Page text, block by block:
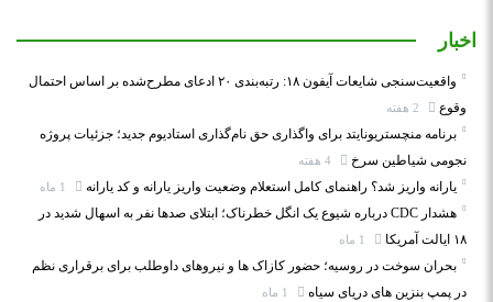
اخبار
واقعیت‌سنجی شایعات آیفون ۱۸: رتبه‌بندی ۲۰ ادعای مطرح‌شده بر اساس احتمال
وقوع
برنامه منچستریونایتد برای واگذاری حق نام‌گذاری استادیوم جدید؛ جزئیات پروژه
نجومی شیاطین سرخ
یارانه واریز شد؟ راهنمای کامل استعلام وضعیت واریز یارانه و کد یارانه
هشدار CDC درباره شیوع یک انگل خطرناک؛ ابتلای صدها نفر به اسهال شدید در
۱۸ ایالت آمریکا
بحران سوخت در روسیه؛ حضور کازاک‌ ها و نیروهای داوطلب برای برقراری نظم
در پمپ بنزین‌ های دریای سیاه